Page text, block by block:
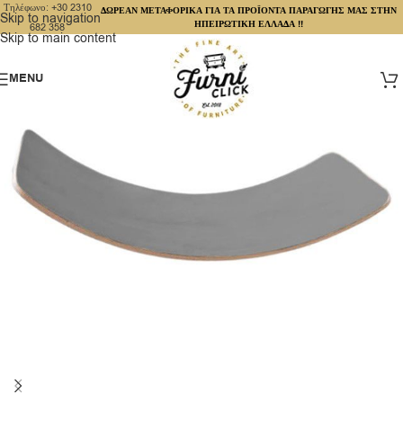
Skip to navigation
Skip to main content
Τηλέφωνο: +30 2310
682 358
ΔΩΡΕΑΝ ΜΕΤΑΦΟΡΙΚΑ ΓΙΑ ΤΑ ΠΡΟΪΟΝΤΑ ΠΑΡΑΓΩΓΗΣ ΜΑΣ ΣΤΗΝ
ΗΠΕΙΡΩΤΙΚΗ ΕΛΛΑΔΑ !!
MENU